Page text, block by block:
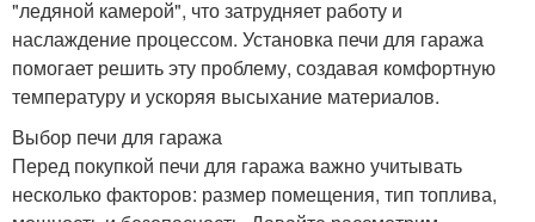
"ледяной камерой", что затрудняет работу и
наслаждение процессом. Установка печи для гаража
помогает решить эту проблему, создавая комфортную
температуру и ускоряя высыхание материалов.
Выбор печи для гаража
Перед покупкой печи для гаража важно учитывать
несколько факторов: размер помещения, тип топлива,